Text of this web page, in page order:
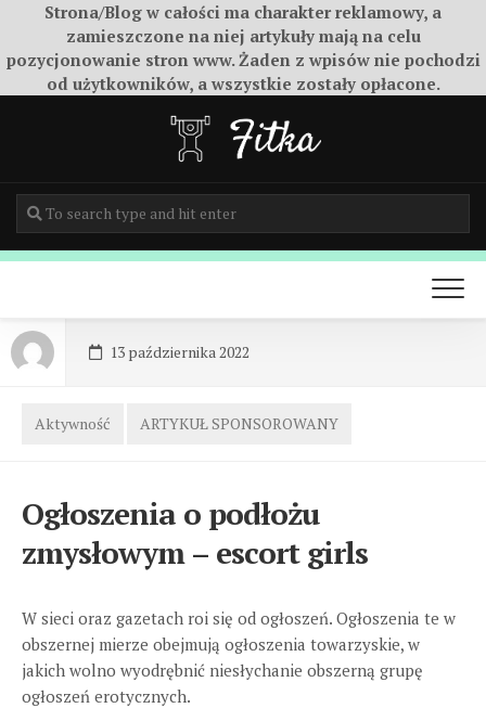
Strona/Blog w całości ma charakter reklamowy, a
zamieszczone na niej artykuły mają na celu
pozycjonowanie stron www. Żaden z wpisów nie pochodzi
od użytkowników, a wszystkie zostały opłacone.
13 października 2022
Aktywność ARTYKUŁ SPONSOROWANY
Ogłoszenia o podłożu
zmysłowym – escort girls
W sieci oraz gazetach roi się od ogłoszeń. Ogłoszenia te w
obszernej mierze obejmują ogłoszenia towarzyskie, w
jakich wolno wyodrębnić niesłychanie obszerną grupę
ogłoszeń erotycznych.